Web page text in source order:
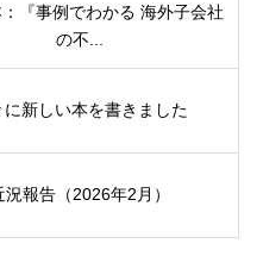
『事例でわかる 海外子会社
の不...
に新しい本を書きました
況報告（2026年2月）